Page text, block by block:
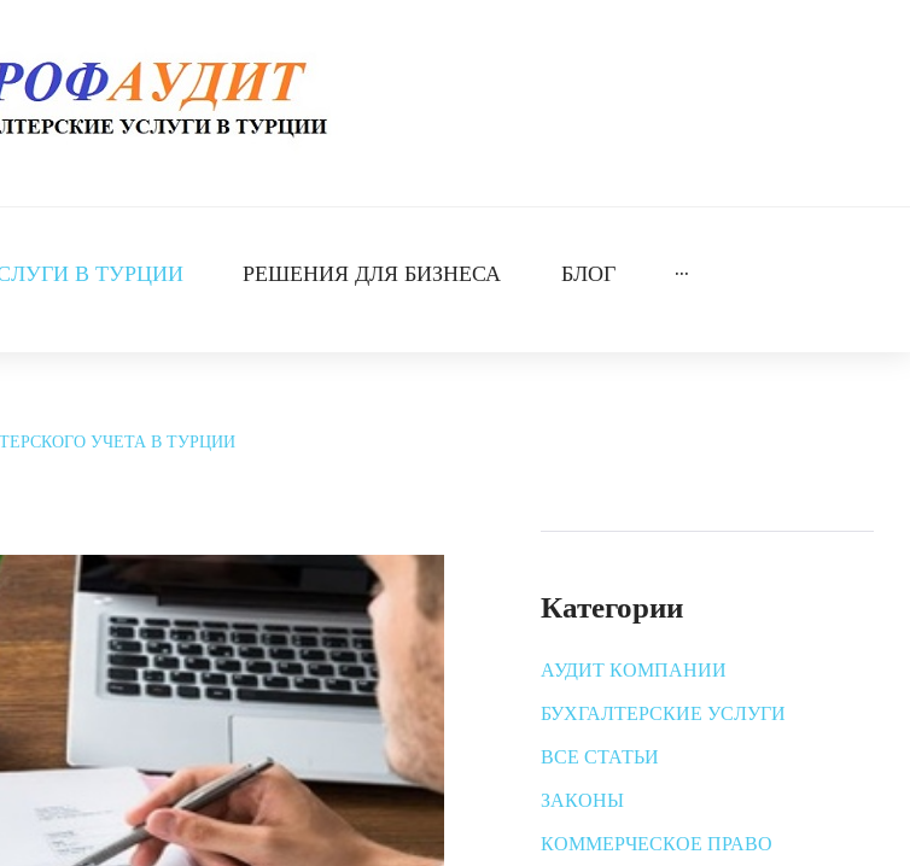
В ТУРЦИИ РЕШЕНИЯ ДЛЯ БИЗНЕСА БЛОГ ···
УЧЕТА В ТУРЦИИ
Категории
АУДИТ КОМПАНИИ
БУХГАЛТЕРСКИЕ УСЛУГИ
ВСЕ СТАТЬИ
ЗАКОНЫ
КОММЕРЧЕСКОЕ ПРАВО